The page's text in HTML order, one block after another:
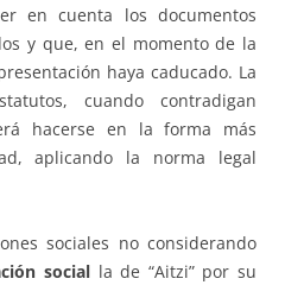
en cuenta los documentos
y que, en el momento de la
haya caducado. La
cuando contradigan
hacerse en la forma más
aplicando la norma legal
sociales no considerando
socialla de “Aitzi” por su